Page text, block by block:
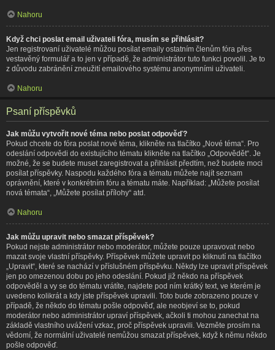
Nahoru
Když chci poslat email uživateli fóra, musím se přihlásit?
Jen registrovaní uživatelé můžou posílat emaily ostatním členům fóra přes
vestavěný formulář a to jen v případě, že administrátor tuto funkci povolil. Je to
z důvodu zabránění zneužití emailového systému anonymními uživateli.
Nahoru
Psaní příspěvků
Jak můžu vytvořit nové téma nebo poslat odpověď?
Pokud chcete do fóra poslat nové téma, klikněte na tlačítko „Nové téma“. Pro
odeslání odpovědi do existujícího tématu klikněte na tlačítko „Odpovědět“. Je
možné, že se budete muset zaregistrovat a přihlásit předtím, než budete moci
posílat příspěvky. Naspodu každého fóra a tématu můžete najít seznam
oprávnění, které v konkrétním fóru a tématu máte. Například: „Můžete posílat
nová témata“, „Můžete posílat přílohy“ atd.
Nahoru
Jak můžu upravit nebo smazat příspěvek?
Pokud nejste administrátor nebo moderátor, můžete pouze upravovat nebo
mazat svoje vlastní příspěvky. Příspěvek můžete upravit po kliknutí na tlačítko
„Upravit“, které se nachází v příslušném příspěvku. Někdy lze upravit příspěvek
jen po omezenou dobu po jeho odeslání. Pokud již někdo na příspěvek
odpověděl a vy se do tématu vrátíte, najdete pod ním krátký text, ve kterém je
uvedeno kolikrát a kdy jste příspěvek upravili. Toto bude zobrazeno pouze v
případě, že někdo do tématu pošle odpověď, ale neobjeví se to, pokud
moderátor nebo administrátor upraví příspěvek, ačkoli ti mohou zanechat na
základě vlastního uvážení vzkaz, proč příspěvek upravili. Vezměte prosím na
vědomí, že normální uživatelé nemůžou smazat příspěvek, když k němu někdo
pošle odpověď.